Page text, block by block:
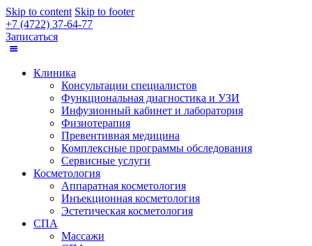
Skip to content Skip to footer
+7 (4722) 37-64-77
Записаться
Клиника
Консультации специалистов
Функциональная диагностика и УЗИ
Инфузионный кабинет и лаборатория
Физиотерапия
Превентивная медицина
Комплексные программы обследования
Сервисные услуги
Косметология
Аппаратная косметология
Инъекционная косметология
Эстетическая косметология
СПА
Массажи